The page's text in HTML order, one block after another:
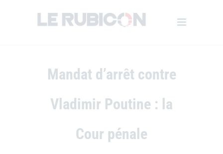
Mandat d’arrêt contre
Vladimir Poutine : la
Cour pénale